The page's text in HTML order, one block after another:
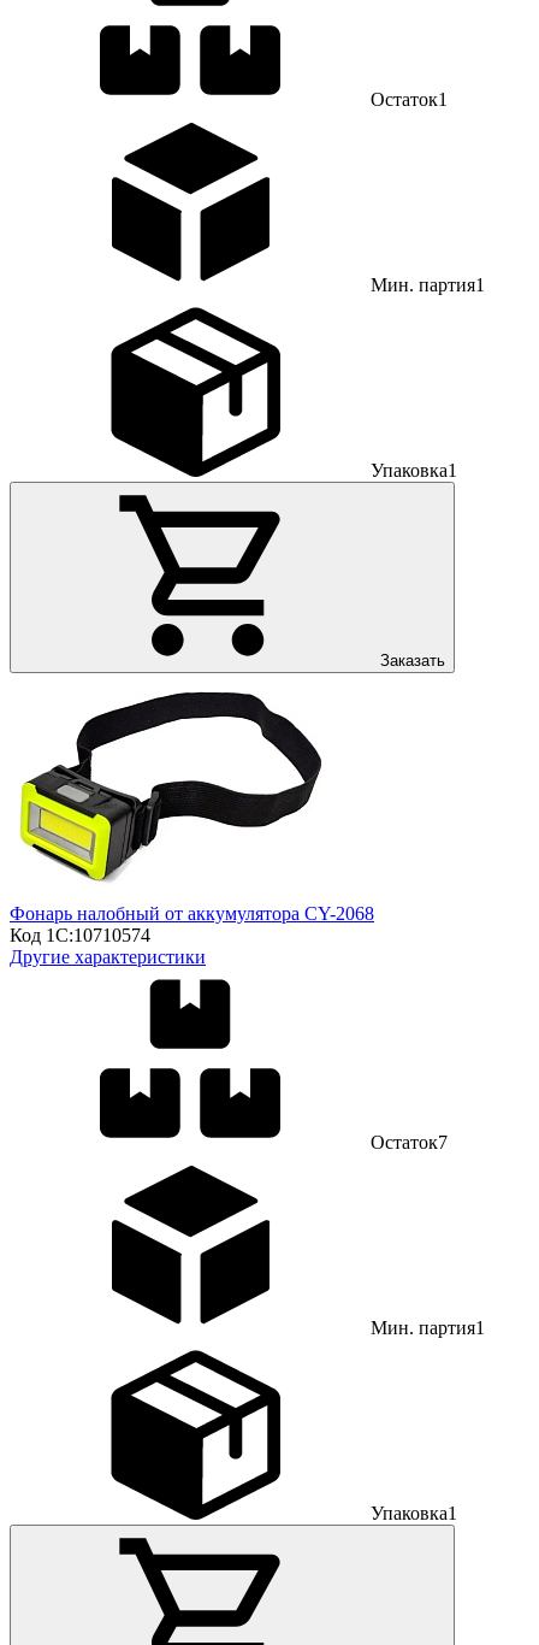
Остаток1
Мин. партия1
Упаковка1
Заказать
Фонарь налобный от аккумулятора CY-2068
Код 1С:10710574
Другие характеристики
Остаток7
Мин. партия1
Упаковка1